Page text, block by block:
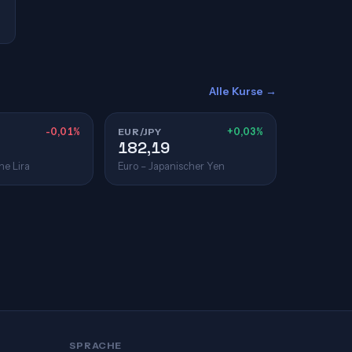
Alle Kurse →
-0,01%
Lira
EUR/JPY +0,03%
182,19
Euro – Japanischer Yen
SPRACHE